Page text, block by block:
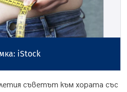
iStock
съветът към хората със